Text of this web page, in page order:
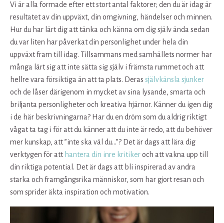
Vi är alla formade efter ett stort antal faktorer; den du är idag är
resultatet av din uppväxt, din omgivning, händelser och minnen.
Hur du har lärt dig att tänka och känna om dig själv ända sedan
du var liten har påverkat din personlighet under hela din
uppväxt fram till idag. Tillsammans med samhällets normer har
många lärt sig att inte sätta sig själv i främsta rummet och att
hellre vara försiktiga än att ta plats. Deras självkänsla sjunker
och de låser därigenom in mycket av sina lysande, smarta och
briljanta personligheter och kreativa hjärnor. Känner du igen dig
i de här beskrivningarna? Har du en dröm som du aldrig riktigt
vågat ta tag i för att du känner att du inte är redo, att du behöver
mer kunskap, att ”inte ska väl du…”? Det är dags att lära dig
verktygen för att hantera din inre kritikeroch att vakna upp till
din riktiga potential. Det är dags att bli inspirerad av andra
starka och framgångsrika människor, som har gjort resan och
som sprider äkta inspiration och motivation.